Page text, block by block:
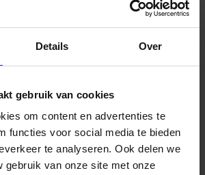
Details Over
gebruik van cookies
om content en advertenties te
functies voor social media te bieden
te analyseren. Ook delen we
gebruik van onze site met onze
- 69 11 63 Productaanvraag
Indrukken